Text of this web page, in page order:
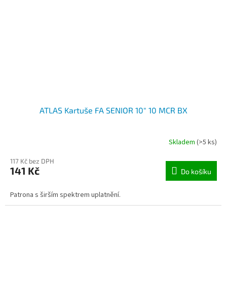
ATLAS Kartuše FA SENIOR 10" 10 MCR BX
Skladem (>5 ks)
117 Kč bez DPH
141 Kč Do košíku
Patrona s širším spektrem uplatnění.